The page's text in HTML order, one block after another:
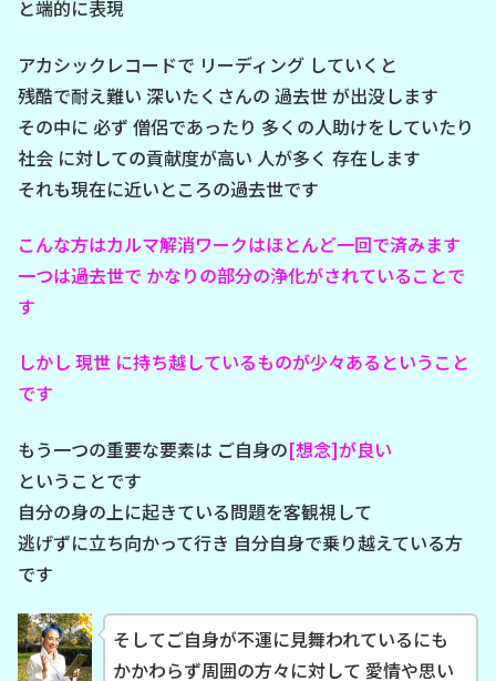
と端的に表現
アカシックレコードで リーディング していくと
残酷で耐え難い 深いたくさんの 過去世 が出没します
その中に 必ず 僧侶であったり 多くの人助けをしていたり
社会 に対しての貢献度が高い 人が多く 存在します
それも現在に近いところの過去世です
こんな方はカルマ解消ワークはほとんど一回で済みます
一つは過去世で かなりの部分の浄化がされていることで
す
しかし 現世 に持ち越しているものが少々あるということ
です
もう一つの重要な要素は ご自身の[想念]が良い
ということです
自分の身の上に起きている問題を客観視して
逃げずに立ち向かって行き 自分自身で乗り越えている方
です
そしてご自身が不運に見舞われているにも
かかわらず周囲の方々に対して 愛情や思い